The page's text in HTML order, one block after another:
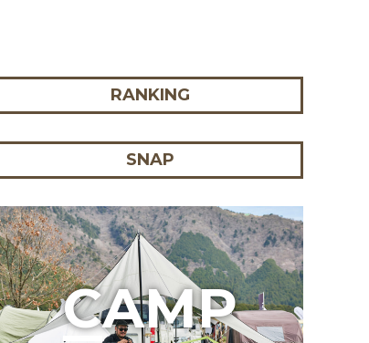
RANKING
SNAP
CAMP